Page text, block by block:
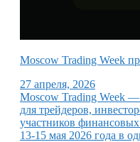
Moscow Trading Week
27 апреля, 2026
Moscow Trading Week
для трейдеров,
участников
13-15 мая 2026 года в